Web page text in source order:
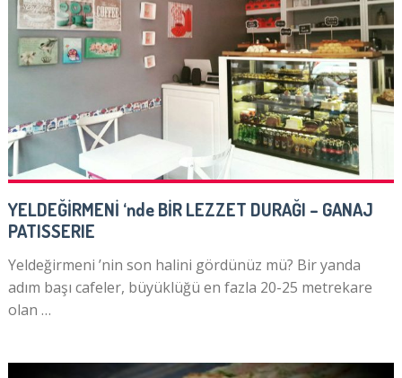
YELDEĞİRMENİ ‘nde BİR LEZZET DURAĞI – GANAJ
PATISSERIE
Yeldeğirmeni ’nin son halini gördünüz mü? Bir yanda
adım başı cafeler, büyüklüğü en fazla 20-25 metrekare
olan …